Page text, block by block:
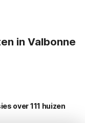
in Valbonne
over 111 huizen